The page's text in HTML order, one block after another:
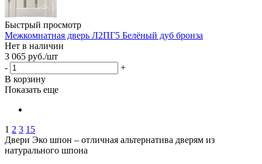
Быстрый просмотр
Межкомнатная дверь Л2ПГ5 Белёный дуб бронза
Нет в наличии
3 065 руб./шт
-
+
В корзину
Показать еще
1 2 3 15
Двери Эко шпон – отличная альтернатива дверям из
натурального шпона